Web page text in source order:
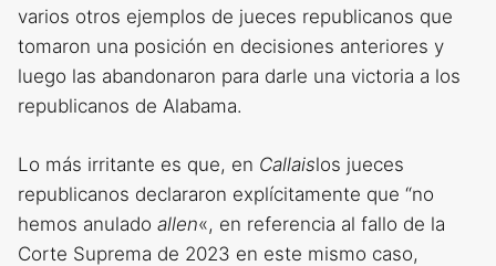
varios otros ejemplos de jueces republicanos que
tomaron una posición en decisiones anteriores y
luego las abandonaron para darle una victoria a los
republicanos de Alabama.
Lo más irritante es que, en Callaislos jueces
republicanos declararon explícitamente que “no
hemos anulado allen«, en referencia al fallo de la
Corte Suprema de 2023 en este mismo caso,